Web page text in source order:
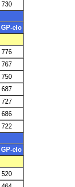
730
GP-elo
776
767
750
687
727
686
722
GP-elo
520